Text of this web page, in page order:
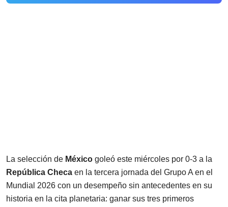
La selección de México goleó este miércoles por 0-3 a la
República Checa en la tercera jornada del Grupo A en el
Mundial 2026 con un desempeño sin antecedentes en su
historia en la cita planetaria: ganar sus tres primeros